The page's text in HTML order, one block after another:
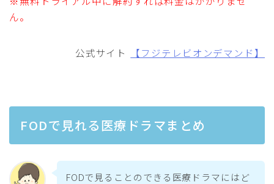
ん。
公式サイト 【フジテレビオンデマンド】
FODで見れる医療ドラマまとめ
FODで見ることのできる医療ドラマにはど